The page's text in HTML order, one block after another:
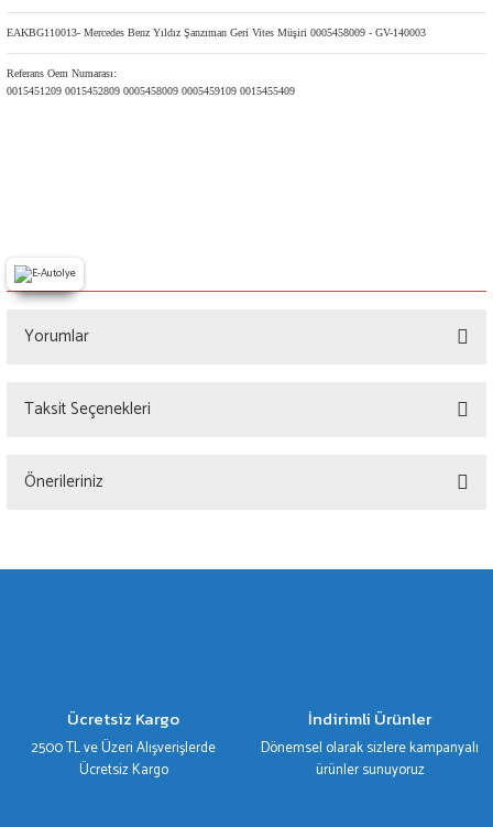
EAKBG110013- Mercedes Benz Yıldız Şanzıman Geri Vites Müşiri 0005458009 - GV-140003
Referans Oem Numarası:
0015451209 0015452809 0005458009 0005459109 0015455409
Yorumlar
Taksit Seçenekleri
Önerileriniz
gördüğünüz noktaları öneri formunu kullanarak tarafımıza iletebilirsiniz.
Ürün fiyatı diğer sitelerden daha pahalı.
Bu ürüne benzer farklı alternatifler olmalı.
Ücretsiz Kargo
2500 TL ve Üzeri Alışverişlerde
Ücretsiz Kargo
İndirimli Ürünler
Dönemsel olarak sizlere kampanyalı
ürünler sunuyoruz